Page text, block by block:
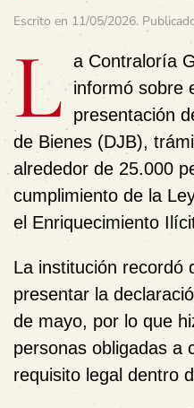
Escrito en 11/05/2026.
L a Contraloría
informó sobre
presentación
de Bienes (DJB),
alrededor de 25.000
cumplimiento de la
el Enriquecimiento
La institución recordó
presentar la
de mayo, por lo que
personas obligadas a
requisito legal dentro